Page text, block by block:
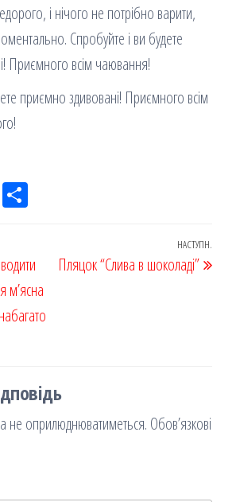
і нічого не потрібно варити,
Спробуйте і ви будете
Приємного всім чаювання!
приємно здивовані! Приємного всім
Em
ис
я
м’ясна
НАСТУПН.
Пляцок “Слива в шоколаді”
не оприлюднюватиметься. Обов’язкові